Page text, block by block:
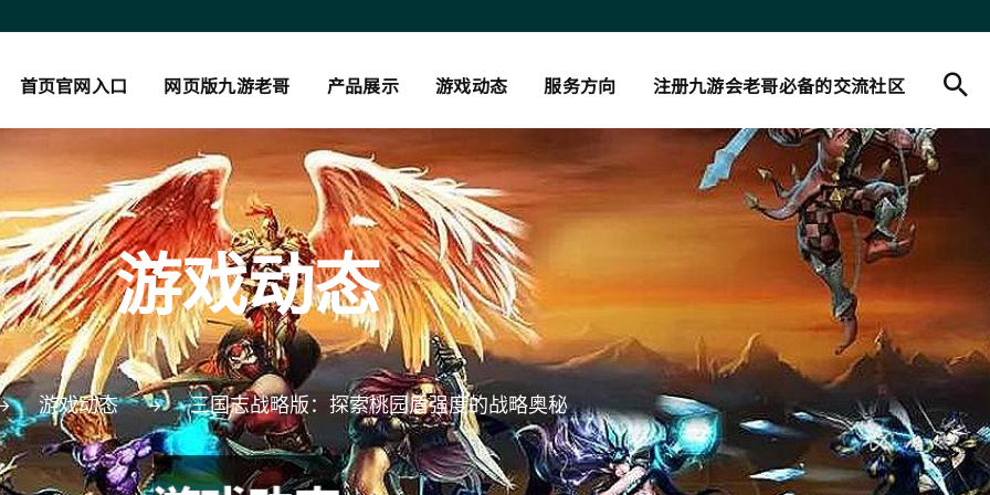
首页官网入口 网页版九游老哥 产品展示 游戏动态 服务方向 注册九游会老哥必备的交流社区
游戏动态
游戏动态 三国志战略版：探索桃园盾强度的战略奥秘